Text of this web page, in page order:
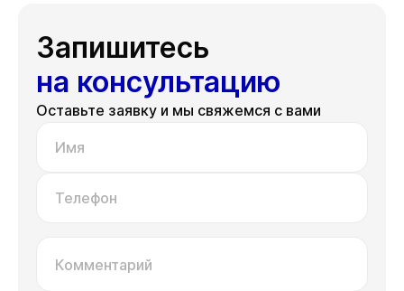
Запишитесь
на консультацию
Оставьте заявку и мы свяжемся с вами
Имя
Телефон
Комментарий